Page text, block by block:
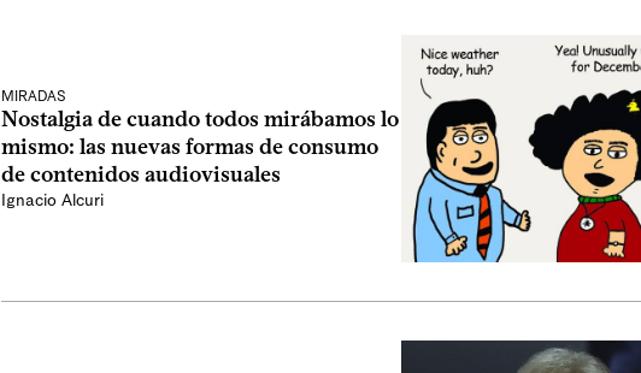
MIRADAS
Nostalgia de cuando todos mirábamos lo
mismo: las nuevas formas de consumo
de contenidos audiovisuales
Ignacio Alcuri